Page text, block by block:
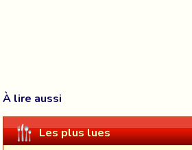
À lire aussi
Les plus lues